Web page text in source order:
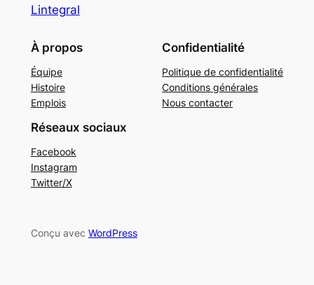
Lintegral
À propos
Équipe
Histoire
Emplois
Confidentialité
Politique de confidentialité
Conditions générales
Nous contacter
Réseaux sociaux
Facebook
Instagram
Twitter/X
Conçu avec WordPress